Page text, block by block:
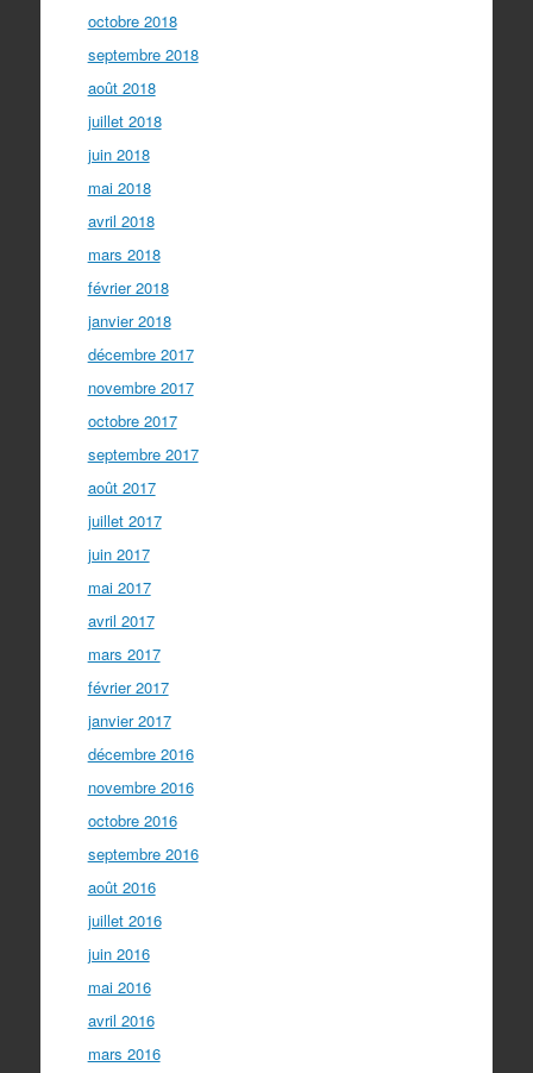
octobre 2018
septembre 2018
août 2018
juillet 2018
juin 2018
mai 2018
avril 2018
mars 2018
février 2018
janvier 2018
décembre 2017
novembre 2017
octobre 2017
septembre 2017
août 2017
juillet 2017
juin 2017
mai 2017
avril 2017
mars 2017
février 2017
janvier 2017
décembre 2016
novembre 2016
octobre 2016
septembre 2016
août 2016
juillet 2016
juin 2016
mai 2016
avril 2016
mars 2016